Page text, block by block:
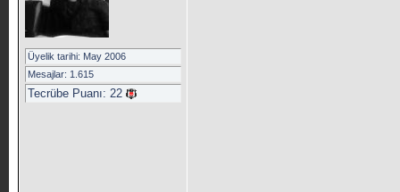
Üyelik tarihi: May 2006
Mesajlar: 1.615
Tecrübe Puanı: 22